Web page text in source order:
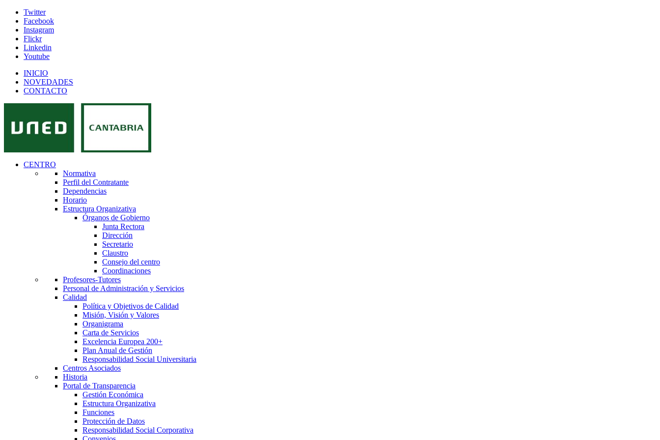
Twitter
Facebook
Instagram
Flickr
Linkedin
Youtube
INICIO
NOVEDADES
CONTACTO
CENTRO
Normativa
Perfil del Contratante
Dependencias
Horario
Estructura Organizativa
Órganos de Gobierno
Junta Rectora
Dirección
Secretario
Claustro
Consejo del centro
Coordinaciones
Profesores-Tutores
Personal de Administración y Servicios
Calidad
Política y Objetivos de Calidad
Misión, Visión y Valores
Organigrama
Carta de Servicios
Excelencia Europea 200+
Plan Anual de Gestión
Responsabilidad Social Universitaria
Centros Asociados
Historia
Portal de Transparencia
Gestión Económica
Estructura Organizativa
Funciones
Protección de Datos
Responsabilidad Social Corporativa